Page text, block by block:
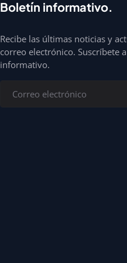
Boletín informativo.
Recibe las últimas noticias y
correo electrónico. Suscríbete
informativo.